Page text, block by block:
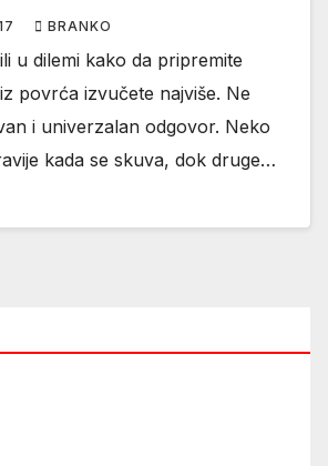
BRANKO
u dilemi kako da pripremite
povrća izvučete najviše. Ne
i univerzalan odgovor. Neko
kada se skuva, dok druge…